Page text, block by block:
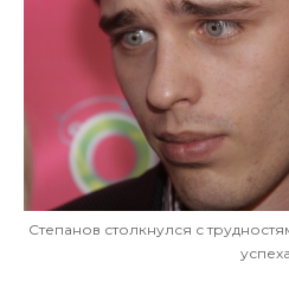
Степанов столкнулся с
успеха